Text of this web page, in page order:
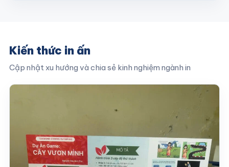
Kiến thức in ấn
Cập nhật xu hướng và chia sẻ kinh nghiệm ngành in